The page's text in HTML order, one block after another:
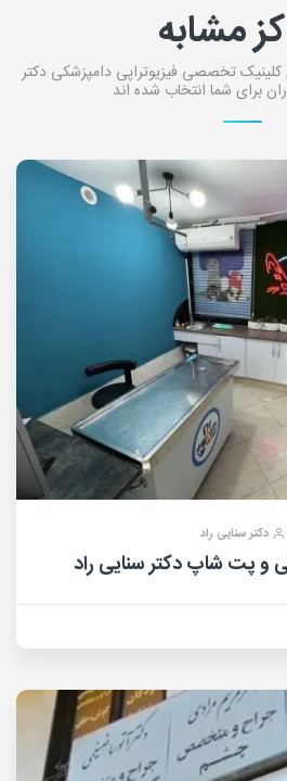
مشابه
کلینیک تخصصی فیزیوتراپی دامپزشکی دکتر
برای شما انتخاب شده اند
دکتر سنایی راد
و پت شاپ دکتر سنایی راد